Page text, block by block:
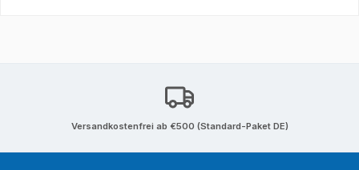
Versandkostenfrei ab €500 (Standard-Paket DE)